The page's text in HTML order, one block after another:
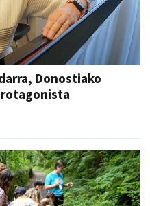
Donostiako